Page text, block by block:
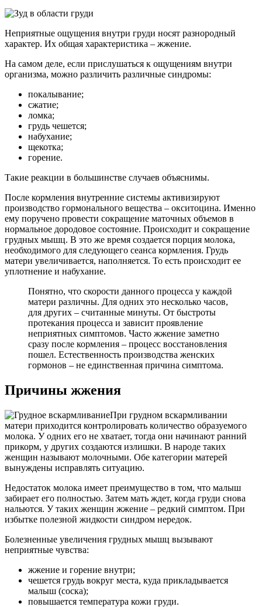
Неприятные ощущения внутри груди носят разнородный
характер. Их общая характеристика – жжение.
На самом деле, если прислушаться к ощущениям внутри
организма, можно различить различные синдромы:
покалывание;
сжатие;
ломка;
грудь чешется;
набухание;
щекотка;
горение.
Такие реакции в большинстве случаев объяснимы.
После кормления внутренние системы активизируют
производство гормонального вещества – окситоцина. Именно
ему поручено провести сокращение маточных объемов в
нормальное дородовое состояние. Происходит и сокращение
грудных мышц. В это же время создается порция молока,
необходимого для следующего сеанса кормления. Грудь
матери увеличивается, наполняется. То есть происходит ее
уплотнение и набухание.
Понятно, что скорости данного процесса у каждой
матери различны. Для одних это несколько часов,
для других – считанные минуты. От быстроты
протекания процесса и зависит проявление
неприятных симптомов. Часто жжение заметно
сразу после кормления – процесс восстановления
пошел. Естественность производства женских
гормонов – не единственная причина симптома.
Причины жжения
При грудном вскармливании
матери приходится контролировать количество образуемого
молока. У одних его не хватает, тогда они начинают ранний
прикорм, у других создаются излишки. В народе таких
женщин называют молочными. Обе категории матерей
вынуждены исправлять ситуацию.
Недостаток молока имеет преимущество в том, что малыш
забирает его полностью. Затем мать ждет, когда груди снова
нальются. У таких женщин жжение – редкий симптом. При
избытке полезной жидкости синдром нередок.
Болезненные увеличения грудных мышц вызывают
неприятные чувства:
жжение и горение внутри;
чешется грудь вокруг места, куда прикладывается
малыш (соска);
повышается температура кожи груди.